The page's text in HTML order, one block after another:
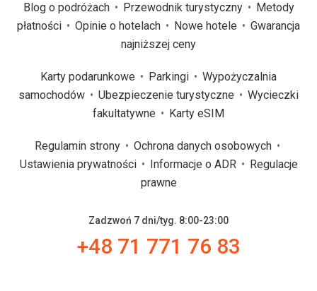
Blog o podróżach Przewodnik turystyczny
Metody
płatności
Opinie o hotelach Nowe hotele
Gwarancja
najniższej ceny
Karty podarunkowe Parkingi
Wypożyczalnia
samochodów
Ubezpieczenie turystyczne
Wycieczki
fakultatywne
Karty eSIM
Regulamin strony
Ochrona danych osobowych
Ustawienia prywatności
Informacje o ADR
Regulacje
prawne
Zadzwoń 7 dni/tyg. 8:00-23:00
+48 71 771 76 83